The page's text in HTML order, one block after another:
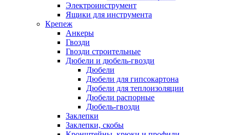
Электроинструмент
Ящики для инструмента
Крепеж
Анкеры
Гвозди
Гвозди строительные
Дюбели и дюбель-гвозди
Дюбели
Дюбели для гипсокартона
Дюбели для теплоизоляции
Дюбели распорные
Дюбель-гвозди
Заклепки
Заклепки, скобы